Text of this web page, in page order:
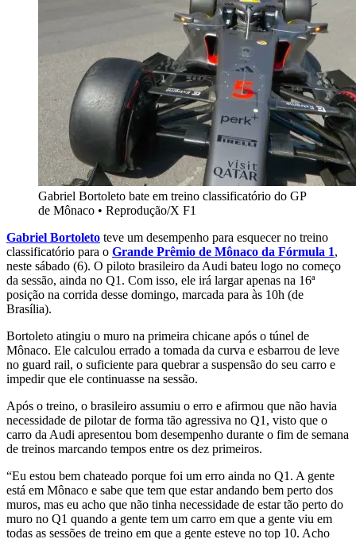
Gabriel Bortoleto bate em treino classificatório do GP
de Mônaco • Reprodução/X F1
Gabriel Bortoleto teve um desempenho para esquecer no treino
classificatório para o Grande Prêmio de Mônaco da Fórmula 1,
neste sábado (6). O piloto brasileiro da Audi bateu logo no começo
da sessão, ainda no Q1. Com isso, ele irá largar apenas na 16ª
posição na corrida desse domingo, marcada para às 10h (de
Brasília).
Bortoleto atingiu o muro na primeira chicane após o túnel de
Mônaco. Ele calculou errado a tomada da curva e esbarrou de leve
no guard rail, o suficiente para quebrar a suspensão do seu carro e
impedir que ele continuasse na sessão.
Após o treino, o brasileiro assumiu o erro e afirmou que não havia
necessidade de pilotar de forma tão agressiva no Q1, visto que o
carro da Audi apresentou bom desempenho durante o fim de semana
de treinos marcando tempos entre os dez primeiros.
“Eu estou bem chateado porque foi um erro ainda no Q1. A gente
está em Mônaco e sabe que tem que estar andando bem perto dos
muros, mas eu acho que não tinha necessidade de estar tão perto do
muro no Q1 quando a gente tem um carro em que a gente viu em
todas as sessões de treino em que a gente esteve no top 10. Acho